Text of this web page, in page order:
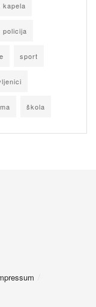
kapela
policija
sport
škola